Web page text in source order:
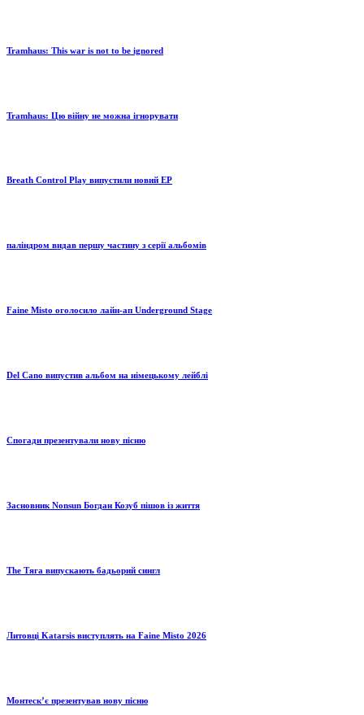
Tramhaus: Тhis war is not to be ignored
Tramhaus: Цю війну не можна ігнорувати
Breath Control Play випустили новий EP
паліндром видав першу частину з серії альбомів
Faine Misto оголосило лайн-ап Underground Stage
Del Cano випустив альбом на німецькому лейблі
Спогади презентували нову пісню
Засновник Nonsun Богдан Козуб пішов із життя
The Тяга випускають бадьорий сингл
Литовці Katarsis виступлять на Faine Misto 2026
Монтескʼє презентував нову пісню